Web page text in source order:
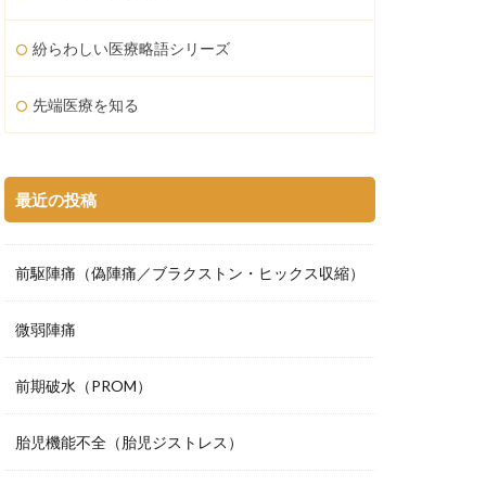
紛らわしい医療略語シリーズ
先端医療を知る
最近の投稿
前駆陣痛（偽陣痛／ブラクストン・ヒックス収縮）
微弱陣痛
前期破水（PROM）
胎児機能不全（胎児ジストレス）